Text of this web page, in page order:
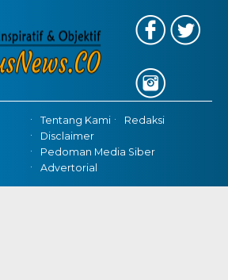
Tentang Kami
Redaksi
Disclaimer
Pedoman Media Siber
Advertorial